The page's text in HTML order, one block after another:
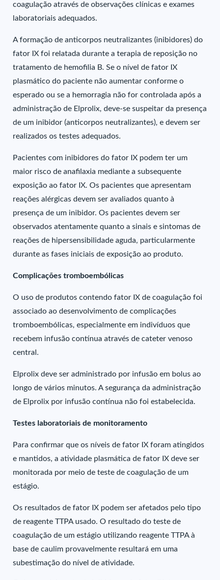
coagulação através de observações clínicas e exames
laboratoriais adequados.
A formação de anticorpos neutralizantes (inibidores) do
fator IX foi relatada durante a terapia de reposição no
tratamento de hemofilia B. Se o nível de fator IX
plasmático do paciente não aumentar conforme o
esperado ou se a hemorragia não for controlada após a
administração de Elprolix, deve-se suspeitar da presença
de um inibidor (anticorpos neutralizantes), e devem ser
realizados os testes adequados.
Pacientes com inibidores do fator IX podem ter um
maior risco de anafilaxia mediante a subsequente
exposição ao fator IX. Os pacientes que apresentam
reações alérgicas devem ser avaliados quanto à
presença de um inibidor. Os pacientes devem ser
observados atentamente quanto a sinais e sintomas de
reações de hipersensibilidade aguda, particularmente
durante as fases iniciais de exposição ao produto.
Complicações tromboembólicas
O uso de produtos contendo fator IX de coagulação foi
associado ao desenvolvimento de complicações
tromboembólicas, especialmente em indivíduos que
recebem infusão contínua através de cateter venoso
central.
Elprolix deve ser administrado por infusão em bolus ao
longo de vários minutos. A segurança da administração
de Elprolix por infusão contínua não foi estabelecida.
Testes laboratoriais de monitoramento
Para confirmar que os níveis de fator IX foram atingidos
e mantidos, a atividade plasmática de fator IX deve ser
monitorada por meio de teste de coagulação de um
estágio.
Os resultados de fator IX podem ser afetados pelo tipo
de reagente TTPA usado. O resultado do teste de
coagulação de um estágio utilizando reagente TTPA à
base de caulim provavelmente resultará em uma
subestimação do nível de atividade.